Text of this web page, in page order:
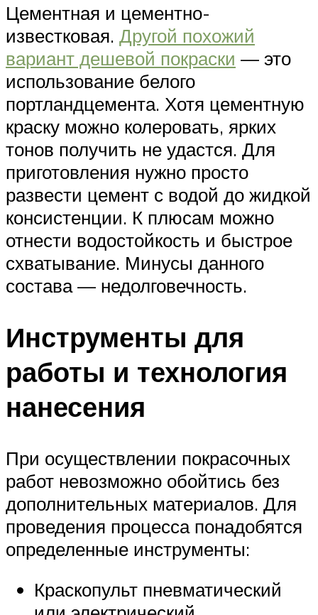
Цементная и цементно-
известковая. Другой похожий
вариант дешевой покраски — это
использование белого
портландцемента. Хотя цементную
краску можно колеровать, ярких
тонов получить не удастся. Для
приготовления нужно просто
развести цемент с водой до жидкой
консистенции. К плюсам можно
отнести водостойкость и быстрое
схватывание. Минусы данного
состава — недолговечность.
Инструменты для
работы и технология
нанесения
При осуществлении покрасочных
работ невозможно обойтись без
дополнительных материалов. Для
проведения процесса понадобятся
определенные инструменты:
Краскопульт пневматический